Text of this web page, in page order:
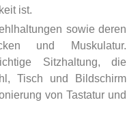
ist.
sowie deren
und Muskulatur.
Sitzhaltung, die
Tisch und Bildschirm
von Tastatur und